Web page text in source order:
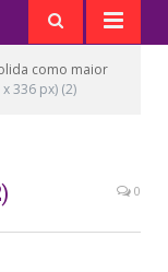
como maior
336 px) (2)
0